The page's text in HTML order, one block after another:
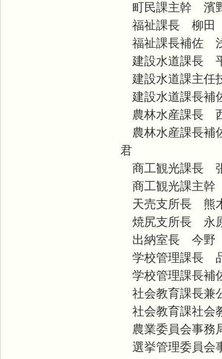
町民
福祉課長 柳
福祉課長補佐
建設水道課長
建設水道課主
建設水道課長
農林水産課長
農林水産課長
商工観光課長
商工観光課主
天売支所長
焼尻支所長
出納室長 今
学校管理課長
学校管理課長
社会教育課長
社会教育課社
農業委員会事
選挙管理委員